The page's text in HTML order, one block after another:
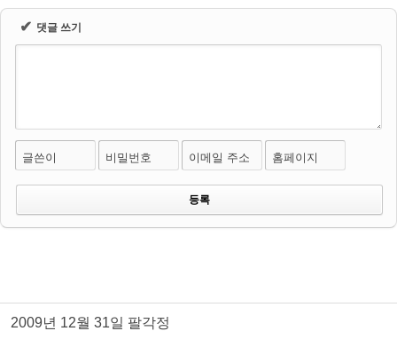
✔ 댓글 쓰기
글쓴이 비밀번호 이메일 주소 홈페이지
2009년 12월 31일 팔각정